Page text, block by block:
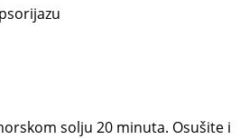
solju 20 minuta. Osušite i